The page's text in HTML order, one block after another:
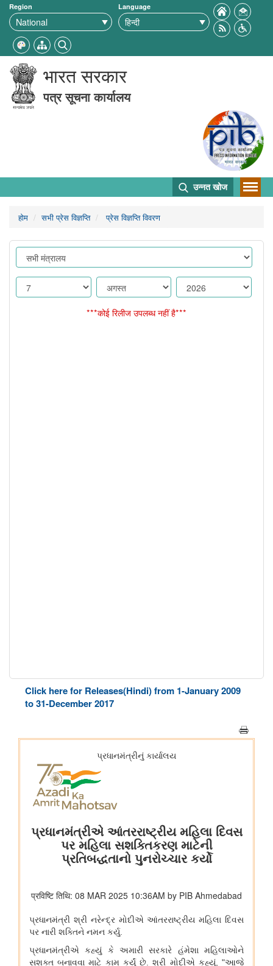
Region Language
भारत सरकार
पत्र सूचना कार्यालय
उन्नत खोज
होम सभी प्रेस विज्ञप्ति प्रेस विज्ञप्ति विवरण
***कोई रिलीज उपलब्ध नहीं है***
Click here for Releases(Hindi) from 1-January 2009
to 31-December 2017